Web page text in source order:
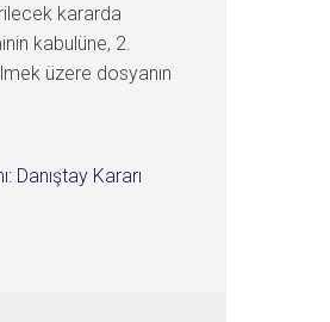
kararda
kabulüne, 2.
üzere dosyanın
Danıştay Kararı